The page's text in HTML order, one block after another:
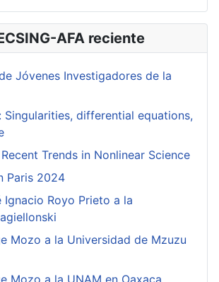
AFA reciente
Jóvenes Investigadores de la
Singularities, differential equations,
Trends in Nonlinear Science
Paris 2024
Ignacio Royo Prieto a la
Mozo a la Universidad de Mzuzu